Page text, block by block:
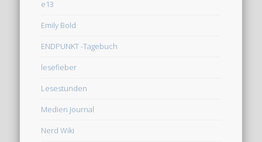
e13
Emily Bold
ENDPUNKT -Tagebuch
lesefieber
Lesestunden
Medien Journal
Nerd Wiki